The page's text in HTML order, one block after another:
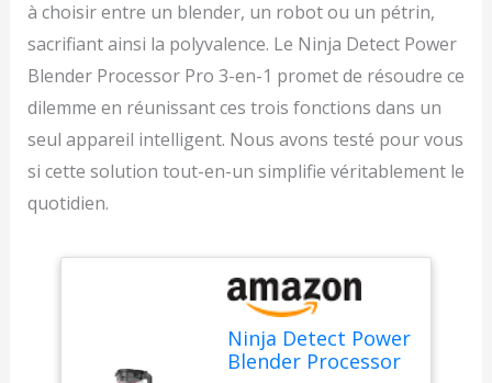
à choisir entre un blender, un robot ou un pétrin,
sacrifiant ainsi la polyvalence. Le Ninja Detect Power
Blender Processor Pro 3-en-1 promet de résoudre ce
dilemme en réunissant ces trois fonctions dans un
seul appareil intelligent. Nous avons testé pour vous
si cette solution tout-en-un simplifie véritablement le
quotidien.
Ninja Detect Power
Blender Processor